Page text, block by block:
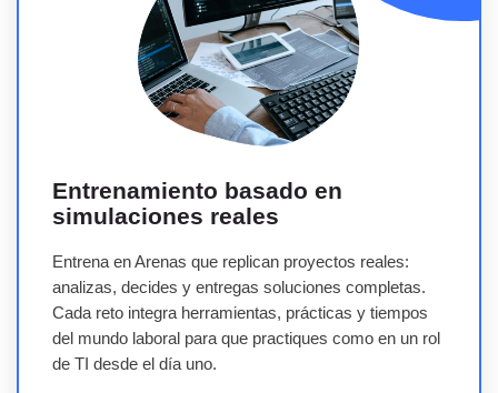
Entrenamiento basado en
simulaciones reales
Entrena en Arenas que replican proyectos reales:
analizas, decides y entregas soluciones completas.
Cada reto integra herramientas, prácticas y tiempos
del mundo laboral para que practiques como en un rol
de TI desde el día uno.